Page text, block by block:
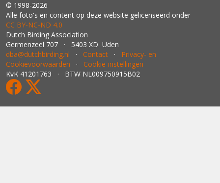
© 1998-2026
Alle foto's en content op deze website gelicenseerd onder
CC BY‑NC‑ND 4.0
Dutch Birding Association
Germenzeel 707 · 5403 XD Uden
dba@dutchbirding.nl · Contact · Privacy- en
Cookievoorwaarden · Cookie-instellingen
KvK 41201763 · BTW NL009750915B02